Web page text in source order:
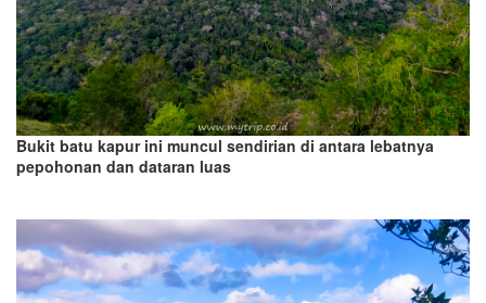
Bukit batu kapur ini muncul sendirian di antara lebatnya
pepohonan dan dataran luas